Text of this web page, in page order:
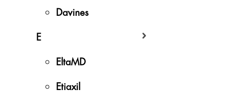
Davines
E
EltaMD
Etiaxil